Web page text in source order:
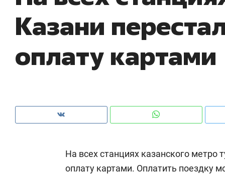
Казани
оплату картами
На всех станциях казанского
оплату картами. Оплатить